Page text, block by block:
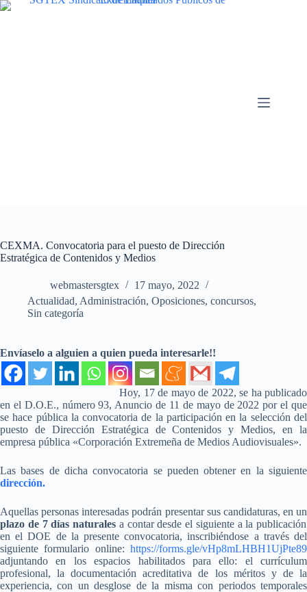
Saltar
CEXMA. Convocatoria para el puesto de Dirección
Estratégica de Contenidos y Medios
webmastersgtex
17 mayo, 2022
Actualidad, Administración, Oposiciones, concursos,
Sin categoría
Envíaselo a alguien a quien pueda interesarle!!
Hoy, 17 de mayo de 2022, se ha publicado
en el D.O.E., número 93, Anuncio de 11 de mayo de 2022 por el que
se hace pública la convocatoria de la participación en la selección del
puesto de Dirección Estratégica de Contenidos y Medios, en la
empresa pública «Corporación Extremeña de Medios Audiovisuales».
Las bases de dicha convocatoria se pueden obtener en la siguiente
dirección.
Aquellas personas interesadas podrán presentar sus candidaturas, en un
plazo de 7 días naturales a contar desde el siguiente a la publicación
en el DOE de la presente convocatoria, inscribiéndose a través del
siguiente formulario online: https://forms.gle/vHp8mLHBH1UjPte89
adjuntando en los espacios habilitados para ello: el currículum
profesional, la documentación acreditativa de los méritos y de la
experiencia, con un desglose de la misma con periodos temporales